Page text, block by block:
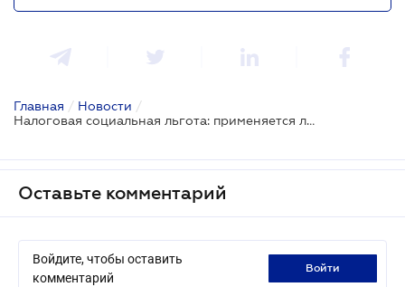
Главная / Новости /
Налоговая социальная льгота: применяется ли она к больничным
Оставьте комментарий
Войдите, чтобы оставить
комментарий
войти